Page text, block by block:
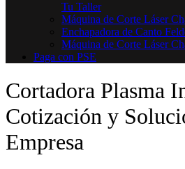
Tu Taller
Máquina de Corte Láser
Enchapadora de Canto
Máquina de Corte Láser
Paga con PSE
Cortadora Plasma
Cotización y
Empresa